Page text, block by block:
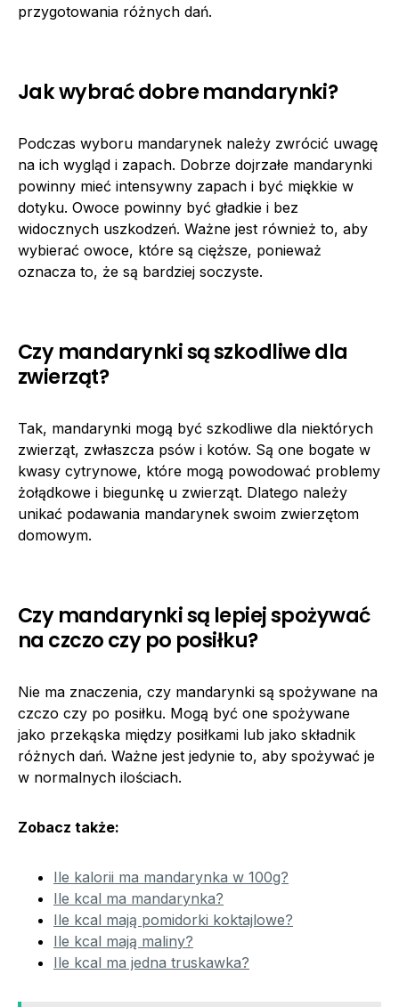
przygotowania różnych dań.
Jak wybrać dobre mandarynki?
Podczas wyboru mandarynek należy zwrócić uwagę
na ich wygląd i zapach. Dobrze dojrzałe mandarynki
powinny mieć intensywny zapach i być miękkie w
dotyku. Owoce powinny być gładkie i bez
widocznych uszkodzeń. Ważne jest również to, aby
wybierać owoce, które są cięższe, ponieważ
oznacza to, że są bardziej soczyste.
Czy mandarynki są szkodliwe dla
zwierząt?
Tak, mandarynki mogą być szkodliwe dla niektórych
zwierząt, zwłaszcza psów i kotów. Są one bogate w
kwasy cytrynowe, które mogą powodować problemy
żołądkowe i biegunkę u zwierząt. Dlatego należy
unikać podawania mandarynek swoim zwierzętom
domowym.
Czy mandarynki są lepiej spożywać
na czczo czy po posiłku?
Nie ma znaczenia, czy mandarynki są spożywane na
czczo czy po posiłku. Mogą być one spożywane
jako przekąska między posiłkami lub jako składnik
różnych dań. Ważne jest jedynie to, aby spożywać je
w normalnych ilościach.
Zobacz także:
Ile kalorii ma mandarynka w 100g?
Ile kcal ma mandarynka?
Ile kcal mają pomidorki koktajlowe?
Ile kcal mają maliny?
Ile kcal ma jedna truskawka?